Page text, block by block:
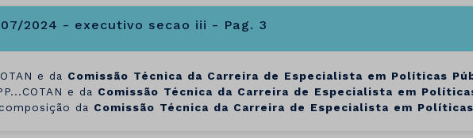
2024 - executivo secao iii - Pag. 3
e da Comissão Técnica da Carreira de Especialista em Políticas
e da Comissão Técnica da Carreira de Especialista em
da Comissão Técnica da Carreira de Especialista em Políticas